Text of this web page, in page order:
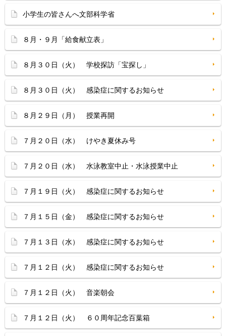
小学生の皆さんへ文部科学省
８月・９月「給食献立表」
８月３０日（火） 学校探訪「宝探し」
８月３０日（火） 感染症に関するお知らせ
８月２９日（月） 授業再開
７月２０日（水） けやき夏休み号
７月２０日（水） 水泳教室中止・水泳授業中止
７月１９日（火） 感染症に関するお知らせ
７月１５日（金） 感染症に関するお知らせ
７月１３日（水） 感染症に関するお知らせ
７月１２日（火） 感染症に関するお知らせ
７月１２日（火） 音楽朝会
７月１２日（火） ６０周年記念百葉箱